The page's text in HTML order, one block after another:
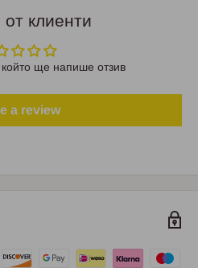
клиенти
ще напише отзив
a review